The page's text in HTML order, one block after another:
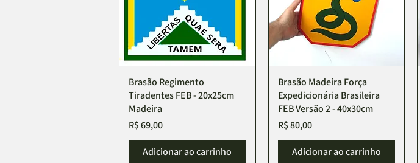
Visualização rápida
Brasão Regimento
Tiradentes FEB - 20x25cm
Madeira
Preço
R$ 69,00
Adicionar ao carrinho
Visualização rápida
Brasão Madeira Força
Expedicionária Brasileira
FEB Versão 2 - 40x30cm
Preço
R$ 80,00
Adicionar ao carrinho